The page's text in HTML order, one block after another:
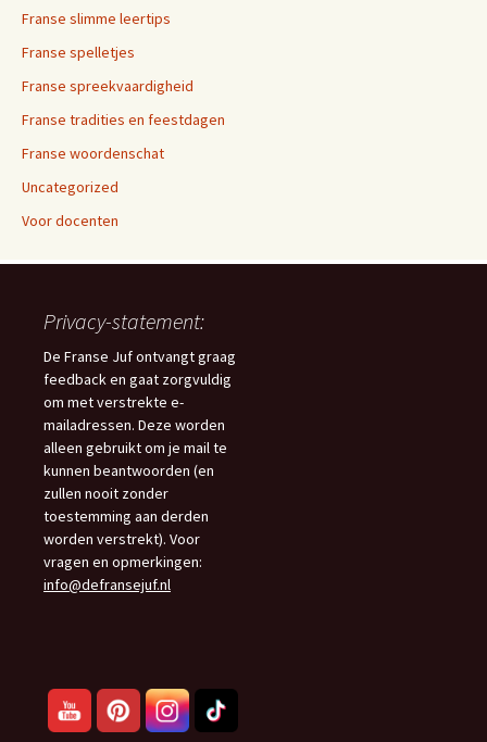
Franse slimme leertips
Franse spelletjes
Franse spreekvaardigheid
Franse tradities en feestdagen
Franse woordenschat
Uncategorized
Voor docenten
Privacy-statement:
De Franse Juf ontvangt graag
feedback en gaat zorgvuldig
om met verstrekte e-
mailadressen. Deze worden
alleen gebruikt om je mail te
kunnen beantwoorden (en
zullen nooit zonder
toestemming aan derden
worden verstrekt). Voor
vragen en opmerkingen:
info@defransejuf.nl